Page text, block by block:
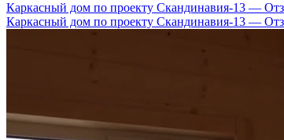
Каркасный дом по проекту Скандинавия-13 —
Каркасный дом по проекту Скандинавия-13 —